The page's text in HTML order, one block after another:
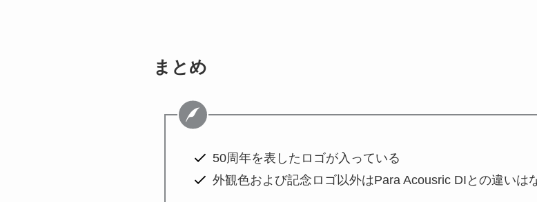
まとめ
50周年を表したロゴが入っている
外観色および記念ロゴ以外はPara Acousric DIとの違いは